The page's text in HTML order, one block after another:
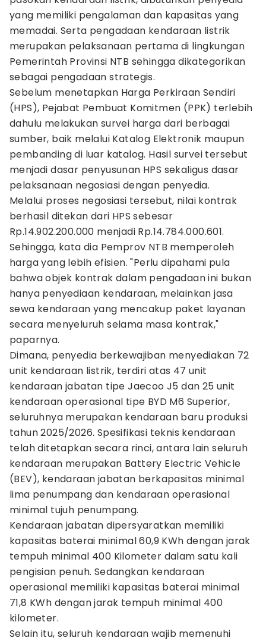
yang memiliki pengalaman dan kapasitas yang
memadai. Serta pengadaan kendaraan listrik
merupakan pelaksanaan pertama di lingkungan
Pemerintah Provinsi NTB sehingga dikategorikan
sebagai pengadaan strategis.
Sebelum menetapkan Harga Perkiraan Sendiri
(HPS), Pejabat Pembuat Komitmen (PPK) terlebih
dahulu melakukan survei harga dari berbagai
sumber, baik melalui Katalog Elektronik maupun
pembanding di luar katalog. Hasil survei tersebut
menjadi dasar penyusunan HPS sekaligus dasar
pelaksanaan negosiasi dengan penyedia.
Melalui proses negosiasi tersebut, nilai kontrak
berhasil ditekan dari HPS sebesar
Rp.14.902.200.000 menjadi Rp.14.784.000.601.
Sehingga, kata dia Pemprov NTB memperoleh
harga yang lebih efisien. "Perlu dipahami pula
bahwa objek kontrak dalam pengadaan ini bukan
hanya penyediaan kendaraan, melainkan jasa
sewa kendaraan yang mencakup paket layanan
secara menyeluruh selama masa kontrak,"
paparnya.
Dimana, penyedia berkewajiban menyediakan 72
unit kendaraan listrik, terdiri atas 47 unit
kendaraan jabatan tipe Jaecoo J5 dan 25 unit
kendaraan operasional tipe BYD M6 Superior,
seluruhnya merupakan kendaraan baru produksi
tahun 2025/2026. Spesifikasi teknis kendaraan
telah ditetapkan secara rinci, antara lain seluruh
kendaraan merupakan Battery Electric Vehicle
(BEV), kendaraan jabatan berkapasitas minimal
lima penumpang dan kendaraan operasional
minimal tujuh penumpang.
Kendaraan jabatan dipersyaratkan memiliki
kapasitas baterai minimal 60,9 KWh dengan jarak
tempuh minimal 400 Kilometer dalam satu kali
pengisian penuh. Sedangkan kendaraan
operasional memiliki kapasitas baterai minimal
71,8 KWh dengan jarak tempuh minimal 400
kilometer.
Selain itu, seluruh kendaraan wajib memenuhi